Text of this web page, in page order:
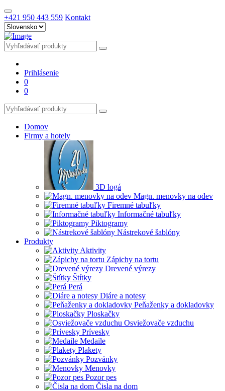
+421 950 443 559 Kontakt
Prihlásenie
0
0
Domov
Firmy a hotely
3D logá
Magn. menovky na odev
Firemné tabuľky
Informačné tabuľky
Piktogramy
Nástrekové šablóny
Produkty
Aktivity
Zápichy na tortu
Drevené výrezy
Štítky
Perá
Diáre a notesy
Peňaženky a dokladovky
Ploskačky
Osviežovače vzduchu
Prívesky
Medaile
Plakety
Pozvánky
Menovky
Pozor pes
Čisla na dom